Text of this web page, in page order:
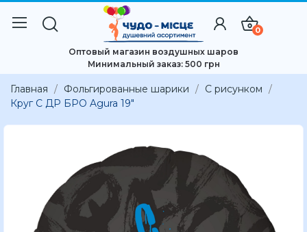
0
Оптовый магазин воздушных шаров
Минимальный заказ: 500 грн
Главная Фольгированные шарики
С рисунком
Круг С ДР БРО Agura 19"